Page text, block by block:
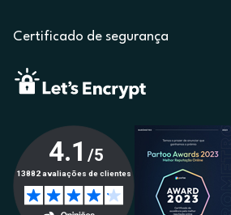
Certificado de segurança